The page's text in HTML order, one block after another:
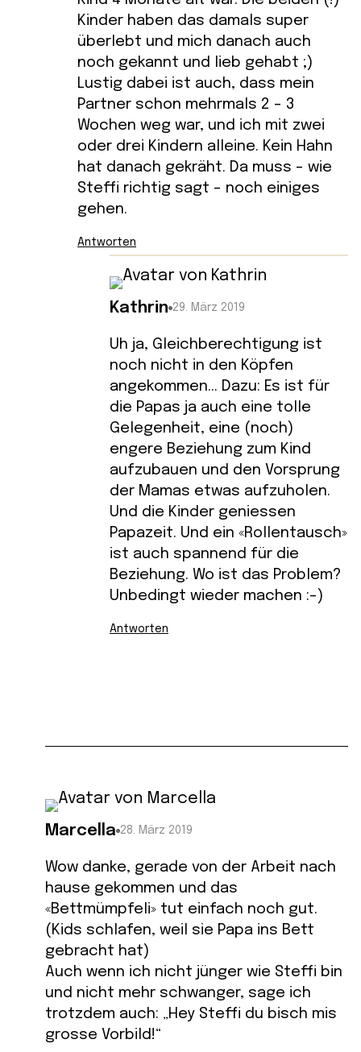
Kinder haben das damals super
überlebt und mich danach auch
noch gekannt und lieb gehabt ;)
Lustig dabei ist auch, dass mein
Partner schon mehrmals 2 – 3
Wochen weg war, und ich mit zwei
oder drei Kindern alleine. Kein Hahn
hat danach gekräht. Da muss – wie
Steffi richtig sagt – noch einiges
gehen.
Antworten
Kathrin 29. März 2019
Uh ja, Gleichberechtigung ist
noch nicht in den Köpfen
angekommen… Dazu: Es ist für
die Papas ja auch eine tolle
Gelegenheit, eine (noch)
engere Beziehung zum Kind
aufzubauen und den Vorsprung
der Mamas etwas aufzuholen.
Und die Kinder geniessen
Papazeit. Und ein «Rollentausch»
ist auch spannend für die
Beziehung. Wo ist das Problem?
Unbedingt wieder machen :-)
Antworten
Marcella 28. März 2019
Wow danke, gerade von der Arbeit nach
hause gekommen und das
«Bettmümpfeli» tut einfach noch gut.
(Kids schlafen, weil sie Papa ins Bett
gebracht hat)
Auch wenn ich nicht jünger wie Steffi bin
und nicht mehr schwanger, sage ich
trotzdem auch: „Hey Steffi du bisch mis
grosse Vorbild!“